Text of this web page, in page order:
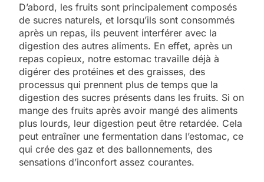
D’abord, les fruits sont principalement composés
de sucres naturels, et lorsqu’ils sont consommés
après un repas, ils peuvent interférer avec la
digestion des autres aliments. En effet, après un
repas copieux, notre estomac travaille déjà à
digérer des protéines et des graisses, des
processus qui prennent plus de temps que la
digestion des sucres présents dans les fruits. Si on
mange des fruits après avoir mangé des aliments
plus lourds, leur digestion peut être retardée. Cela
peut entraîner une fermentation dans l’estomac, ce
qui crée des gaz et des ballonnements, des
sensations d’inconfort assez courantes.